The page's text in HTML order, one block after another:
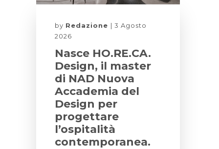
by Redazione
3 Agosto
2026
Nasce HO.RE.CA.
Design, il master
di NAD Nuova
Accademia del
Design per
progettare
l’ospitalità
contemporanea.